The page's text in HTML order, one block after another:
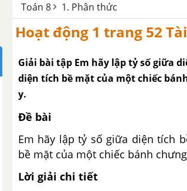
Toán 8
1. Phân thức
Hoạt động 1 trang 52
Giải bài tập Em hãy lập tỷ số giữa
diện tích bề mặt của một chiếc
y.
Đề bài
Em hãy lập tỷ số giữa diện tích
bề mặt của một chiếc bánh
Lời giải chi tiết